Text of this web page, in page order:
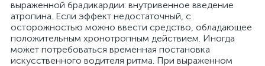
выраженной брадикардии: внутривенное введение
атропина. Если эффект недостаточный, с
осторожностью можно ввести средство, обладающее
положительным хронотропным действием. Иногда
может потребоваться временная постановка
искусственного водителя ритма. При выраженном